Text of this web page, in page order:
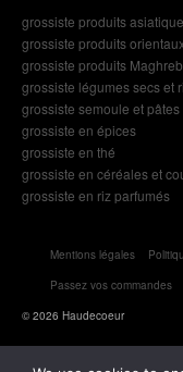
grossiste produits
grossiste produits
grossiste produits Maghreb
grossiste légumes secs et
grossiste semoule et pâtes
grossiste en épices
grossiste en thé
grossiste en céréales et
grossiste en riz parfumés
Mentions légales
Passez vos commandes
© 2026 Haudecoeur